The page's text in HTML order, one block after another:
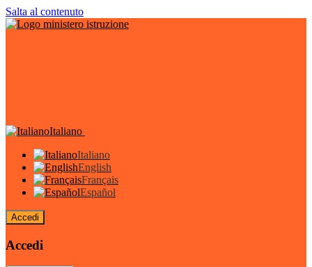
Salta al contenuto
Italiano
Italiano
English
Français
Español
Accedi
Accedi